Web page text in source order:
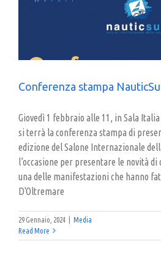
Conferenza stampa
Giovedì 1 febbraio alle 11, in Sala
si terrà la conferenza stampa di
edizione del Salone Internazionale
l’occasione per presentare le novità di
una delle manifestazioni che hanno
D'Oltremare
29 Gennaio, 2024
Media
Read More